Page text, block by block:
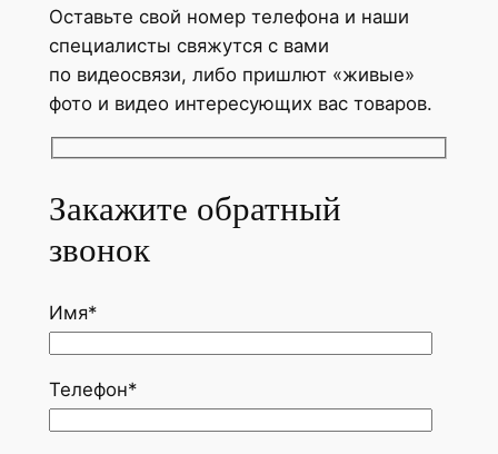
Оставьте свой номер телефона и наши
специалисты свяжутся с вами
по видеосвязи, либо пришлют «живые»
фото и видео интересующих вас товаров.
Закажите обратный
звонок
Имя*
Телефон*